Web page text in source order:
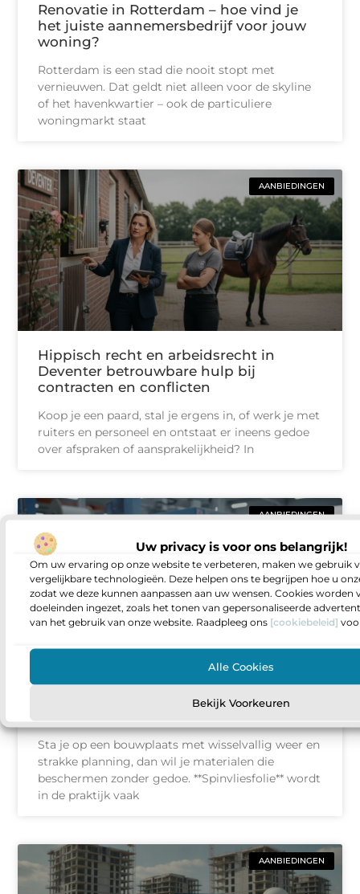
Uw privacy is voor ons belangrijk!
Om uw ervaring op onze website te verbeteren, maken we gebruik
vergelijkbare technologieën. Deze helpen ons te begrijpen hoe u
zodat we deze kunnen aanpassen aan uw wensen. Cookies worden
doeleinden ingezet, zoals het tonen van gepersonaliseerde
van het gebruik van onze website. Raadpleeg ons [cookiebeleid]
Alle Cookies
Bekijk Voorkeuren
Renovatie in Rotterdam – hoe vind je
het juiste aannemersbedrijf voor jouw
woning?
Rotterdam is een stad die nooit stopt met
vernieuwen. Dat geldt niet alleen voor de skyline
of het havenkwartier – ook de particuliere
woningmarkt staat
AANBIEDINGEN
Hippisch recht en arbeidsrecht in
Deventer betrouwbare hulp bij
contracten en conflicten
Koop je een paard, stal je ergens in, of werk je met
ruiters en personeel en ontstaat er ineens gedoe
over afspraken of aansprakelijkheid? In
AANBIEDINGEN
Spinvliesfolie en folie techniek als
slimme basis voor duurzame
Sta je op een bouwplaats met wisselvallig weer en
strakke planning, dan wil je materialen die
beschermen zonder gedoe. **Spinvliesfolie** wordt
in de praktijk vaak
AANBIEDINGEN